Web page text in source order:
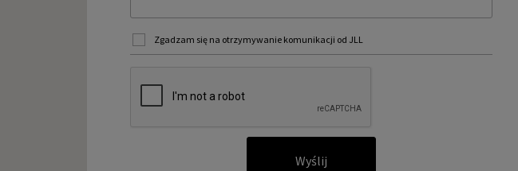
Zgadzam się na otrzymywanie komunikacji od JLL
Wyślij